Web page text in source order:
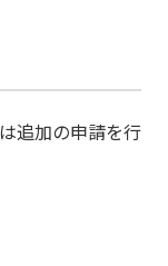
追加の申請を行